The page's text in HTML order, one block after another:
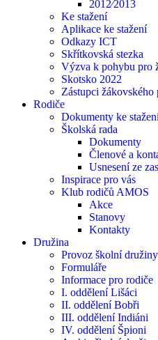
2012⁄2013
Ke stažení
Aplikace ke stažení
Odkazy ICT
Skřítkovská stezka
Výzva k pohybu pro
Skotsko 2022
Zástupci žákovského
Rodiče
Dokumenty ke
Školská rada
Dokumenty
Členové a
Usnesení ze
Inspirace pro vás
Klub rodičů AMOS
Akce
Stanovy
Kontakty
Družina
Provoz školní družiny
Formuláře
Informace pro rodiče
I. oddělení Lišáci
II. oddělení Bobři
III. oddělení Indiáni
IV. oddělení Špioni